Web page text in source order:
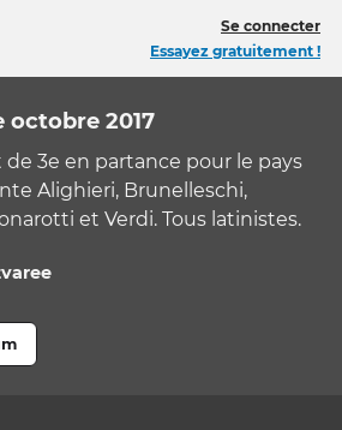
Se connecter
Essayez gratuitement !
octobre 2017
3e en partance pour le pays
Alighieri, Brunelleschi,
et Verdi. Tous latinistes.